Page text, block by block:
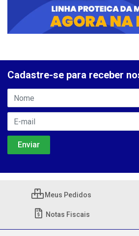
Cadastre-se para receber
Meus Pedidos
Notas Fiscais